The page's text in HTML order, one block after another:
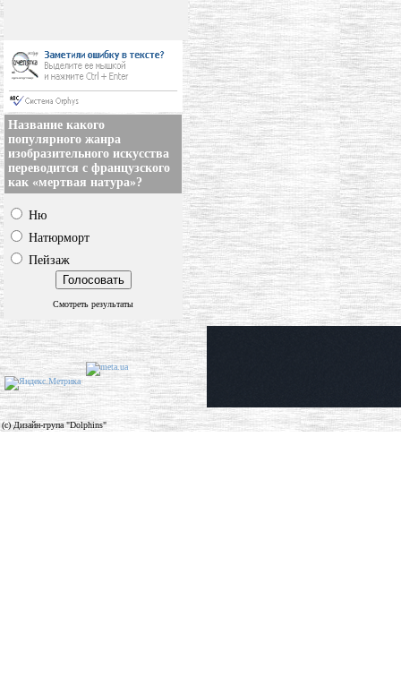
Название какого
популярного жанра
изобразительного искусства
переводится с французского
как «мертвая натура»?
Ню
Натюрморт
Пейзаж
Смотреть результаты
(c) Дизайн-група "Dolphins"